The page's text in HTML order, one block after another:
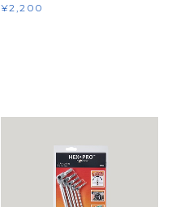
¥2,200